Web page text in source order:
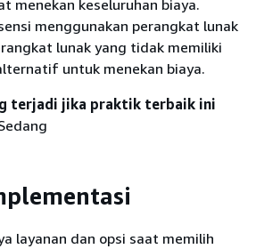
menekan keseluruhan biaya.
menggunakan perangkat lunak
lunak yang tidak memiliki
untuk menekan biaya.
terjadi jika praktik terbaik ini
layanan dan opsi saat memilih